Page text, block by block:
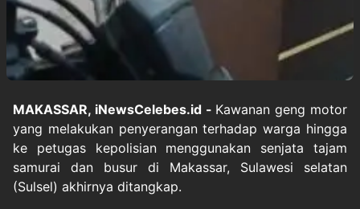
MAKASSAR, iNewsCelebes.id - Kawanan geng motor
yang melakukan penyerangan terhadap warga hingga
ke petugas kepolisian menggunakan senjata tajam
samurai dan busur di Makassar, Sulawesi selatan
(Sulsel) akhirnya ditangkap.